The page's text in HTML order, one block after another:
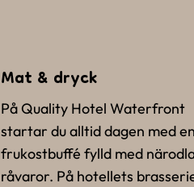
Mat & dryck
På Quality Hotel Waterfront
startar du alltid dagen med
frukostbuffé fylld med
råvaror. På hotellets